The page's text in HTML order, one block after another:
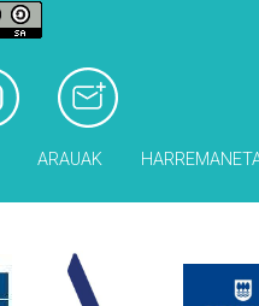
ARAUAK